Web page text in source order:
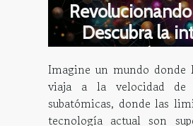
Descubra la
cuántica
Imagine un mundo donde
viaja a la velocidad de
subatómicas, donde las
tecnología actual son